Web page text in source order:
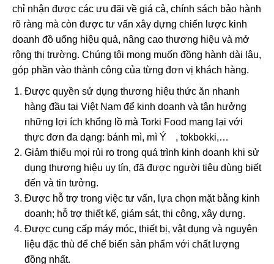
chỉ nhận được các ưu đãi về giá cả, chính sách bảo hành
rõ ràng mà còn được tư vấn xây dựng chiến lược kinh
doanh đồ uống hiệu quả, nâng cao thương hiệu và mở
rộng thị trường. Chúng tôi mong muốn đồng hành dài lâu,
góp phần vào thành công của từng đơn vị khách hàng.
Được quyền sử dụng thương hiệu thức ăn nhanh
hàng đầu tại Việt Nam để kinh doanh và tận hưởng
những lợi ích khổng lồ mà Torki Food mang lại với
thực đơn đa dạng: bánh mì, mì Ý
, tokbokki,…
Giảm thiểu mọi rủi ro trong quá trình kinh doanh khi sử
dụng thương hiệu uy tín, đã được người tiêu dùng biết
đến và tin tưởng.
Được hỗ trợ trong việc tư vấn, lựa chọn mặt bằng kinh
doanh; hỗ trợ thiết kế, giám sát, thi công, xây dựng.
Được cung cấp máy móc, thiết bị, vật dụng và nguyên
liệu đặc thù để chế biến sản phẩm với chất lượng
đồng nhất.